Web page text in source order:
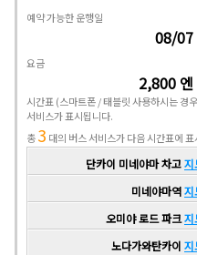
예약 가능한 운행일
08/
요금
2,800
시간표(스마트폰 / 태블릿 사용하시는 경
서비스가 표시됩니다.
총3 대의 버스 서비스가 다음 시간표에
단카이 미네야마 차고지
미네야마역지
오미야 로드 파크지
노다가와탄카이 지